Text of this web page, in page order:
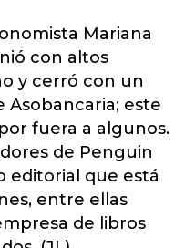
Mariana
con altos
y cerró con un
este
fuera a algunos.
de Penguin
editorial que está
entre ellas
de libros